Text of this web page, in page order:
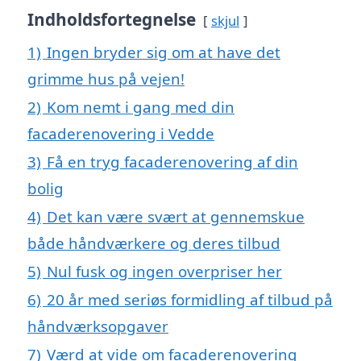
Indholdsfortegnelse skjul
1) Ingen bryder sig om at have det
grimme hus på vejen!
2) Kom nemt i gang med din
facaderenovering i Vedde
3) Få en tryg facaderenovering af din
bolig
4) Det kan være svært at gennemskue
både håndværkere og deres tilbud
5) Nul fusk og ingen overpriser her
6) 20 år med seriøs formidling af tilbud på
håndværksopgaver
7) Værd at vide om facaderenovering